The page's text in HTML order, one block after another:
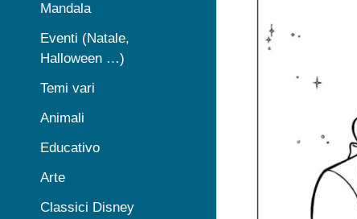
Mandala
Eventi (Natale,
Halloween …)
Temi vari
Animali
Educativo
Arte
Classici Disney